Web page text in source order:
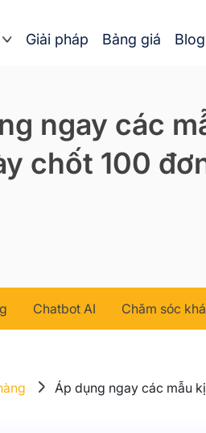
Giải pháp Bảng giá Blog
ngay các
chốt 100
Chatbot AI Chăm sóc
Áp dụng ngay các mẫu